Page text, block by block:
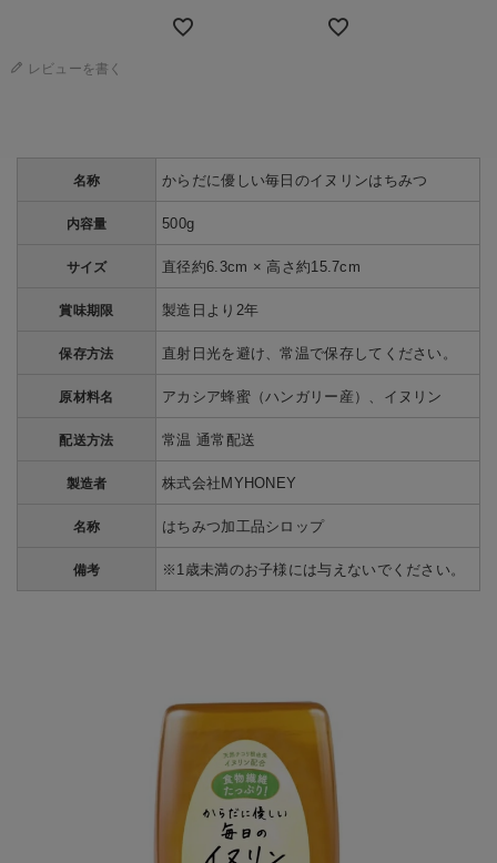
レビューを書く
名称 からだに優しい毎日のイヌリンはちみつ
内容量 500g
サイズ 直径約6.3cm × 高さ約15.7cm
賞味期限 製造日より2年
保存方法 直射日光を避け、常温で保存してください。
原材料名 アカシア蜂蜜（ハンガリー産）、イヌリン
配送方法 常温 通常配送
製造者 株式会社MYHONEY
名称 はちみつ加工品シロップ
備考 ※1歳未満のお子様には与えないでください。